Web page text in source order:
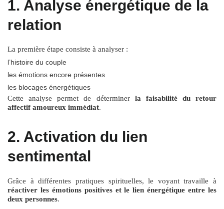
1. Analyse énergétique de la
relation
La première étape consiste à analyser :
l’histoire du couple
les émotions encore présentes
les blocages énergétiques
Cette analyse permet de déterminer la faisabilité du retour
affectif amoureux immédiat.
2. Activation du lien
sentimental
Grâce à différentes pratiques spirituelles, le voyant travaille à
réactiver les émotions positives et le lien énergétique entre les
deux personnes.